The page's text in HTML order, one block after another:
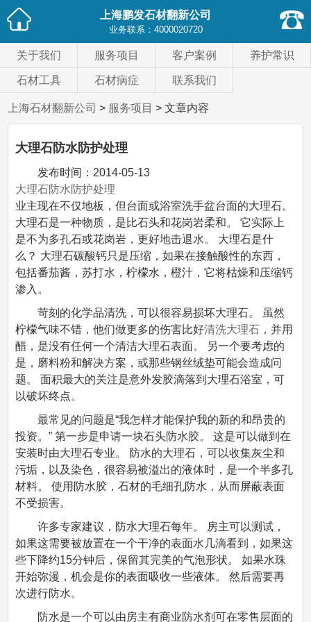
上海鹏发石材翻新公司
业务联系： 4000020720
关于我们 服务项目 客户案例 养护常识
石材工具 石材病症 联系我们
上海石材翻新公司 > 服务项目 > 文章内容
大理石防水防护处理
发布时间： 2014-05-13
大理石防水防护处理
业主现在不仅地板，但台面或浴室洗手盆台面的大理石。
大理石是一种物质，是比石头和花岗岩柔和。 它实际上
是不为多孔石或花岗岩，更好地击退水。 大理石是什
么？ 大理石碳酸钙只是压缩，如果在接触酸性的东西，
包括番茄酱，苏打水，柠檬水，橙汁，它将枯燥和压缩钙
渗入。
苛刻的化学品清洗，可以很容易损坏大理石。 虽然
柠檬气味不错，他们做更多的伤害比好清洗大理石 ，并用
醋，是没有任何一个清洁大理石表面。 另一个要考虑的
是，磨料粉和解决方案，或那些钢丝绒垫可能会造成问
题。 面积最大的关注是意外发胶滴落到大理石浴室，可
以破坏终点。
最常见的问题是“我怎样才能保护我的新的和昂贵的
投资。” 第一步是申请一块石头防水胶。 这是可以做到在
安装时由大理石专业。 防水的大理石，可以收集灰尘和
污垢，以及染色，很容易被溢出的液体时，是一个半多孔
材料。 使用防水胶，石材的毛细孔防水，从而屏蔽表面
不受损害。
许多专家建议，防水大理石每年。 房主可以测试，
如果这需要被放置在一个干净的表面水几滴看到，如果这
些下降约15分钟后，保留其完美的气泡形状。 如果水珠
开始弥漫，机会是你的表面吸收一些液体。 然后需要再
次进行防水。
防水是一个可以由房主有商业防水剂可在零售层面的